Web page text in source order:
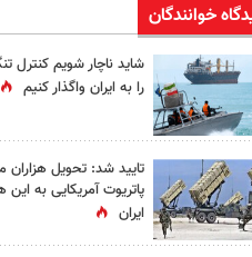
خوانندگان
شاید ناچار شویم کنترل
را به ایران واگذار کنیم
تایید شد: تحویل
پاتریوت آمریکایی به
ایران